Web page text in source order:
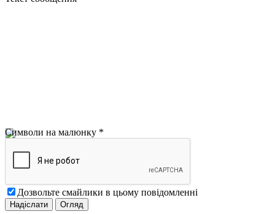
Символи на малюнку *
Дозвольте смайлики в цьому повідомленні